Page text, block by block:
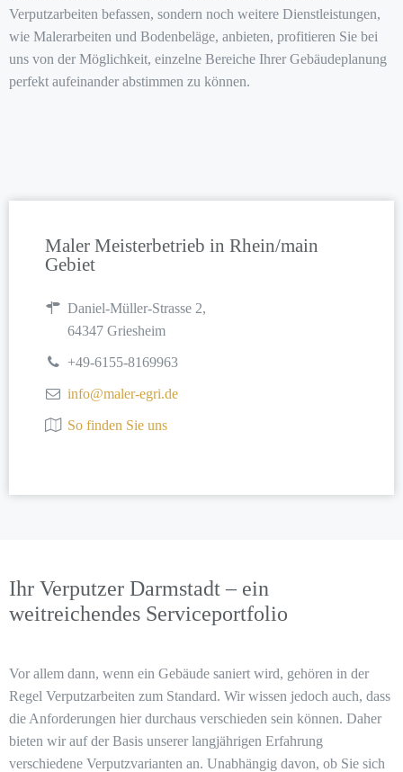
Verputzarbeiten befassen, sondern noch weitere Dienstleistungen,
wie Malerarbeiten und Bodenbeläge, anbieten, profitieren Sie bei
uns von der Möglichkeit, einzelne Bereiche Ihrer Gebäudeplanung
perfekt aufeinander abstimmen zu können.
Maler Meisterbetrieb in Rhein/main
Gebiet
Daniel-Müller-Strasse 2,
64347 Griesheim
+49-6155-8169963
info@maler-egri.de
So finden Sie uns
Ihr Verputzer Darmstadt – ein
weitreichendes Serviceportfolio
Vor allem dann, wenn ein Gebäude saniert wird, gehören in der
Regel Verputzarbeiten zum Standard. Wir wissen jedoch auch, dass
die Anforderungen hier durchaus verschieden sein können. Daher
bieten wir auf der Basis unserer langjährigen Erfahrung
verschiedene Verputzvarianten an. Unabhängig davon, ob Sie sich